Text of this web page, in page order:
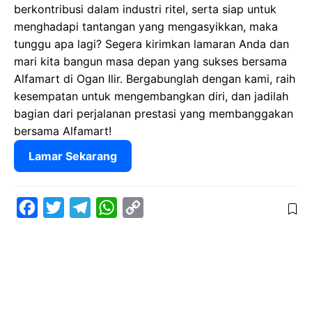
berkontribusi dalam industri ritel, serta siap untuk
menghadapi tantangan yang mengasyikkan, maka
tunggu apa lagi? Segera kirimkan lamaran Anda dan
mari kita bangun masa depan yang sukses bersama
Alfamart di Ogan Ilir. Bergabunglah dengan kami, raih
kesempatan untuk mengembangkan diri, dan jadilah
bagian dari perjalanan prestasi yang membanggakan
bersama Alfamart!
Lamar Sekarang
W